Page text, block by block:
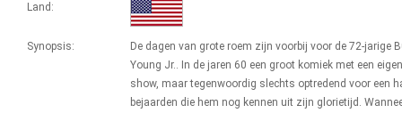
Land:
Synopsis:
De dagen van grote roem zijn voorbij voor de 72-jarige
Young Jr.. In de jaren 60 een groot komiek met een
show, maar tegenwoordig slechts optredend voor een
bejaarden die hem nog kennen uit zijn glorietijd.